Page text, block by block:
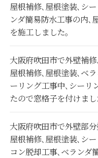
屋根補修､屋根塗装､シ
ンダ簡易防水工事の内､
を施工しました。
大阪府吹田市で外壁補
屋根補修､屋根塗装､ベ
ーリング工事中､シーリ
たので窓格子を付けま
大阪府吹田市で外壁部
屋根補修､屋根塗装､シ
コン脱却工事､ベランダ